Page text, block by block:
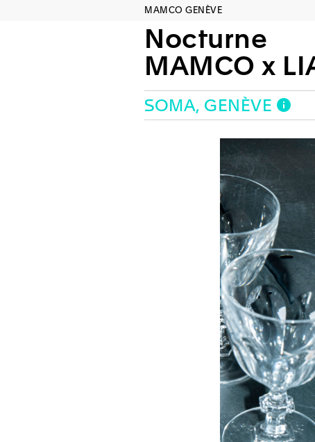
MAMCO GENÈVE
Nocturne
MAMCO x
SOMA, GENÈVE